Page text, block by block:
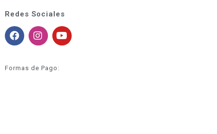
Redes Sociales
Formas de Pago: